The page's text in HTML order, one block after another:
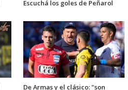
Escuchá los goles de Peñarol
De Armas y el clásico: "son